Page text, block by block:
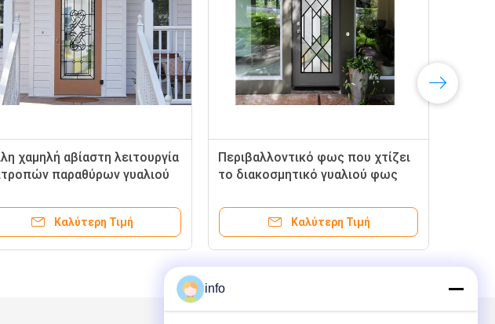
χαμηλή αβίαστη λειτουργία
παραθύρων γυαλιού
Καλύτερη Τιμή
Περιβαλλοντικό φως που χτίζει
το διακοσμητικό γυαλιού φως
παλαιό
Καλύτερη Τιμή
info